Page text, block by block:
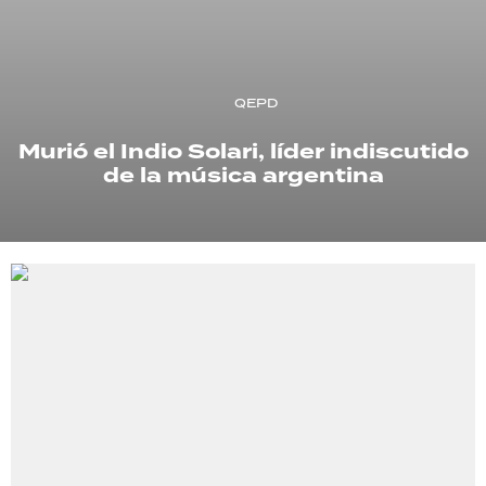
QEPD
Murió el Indio Solari, líder indiscutido
de la música argentina
PALABRAS